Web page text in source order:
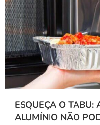
ESQUEÇA O TABU:
ALUMÍNIO NÃO